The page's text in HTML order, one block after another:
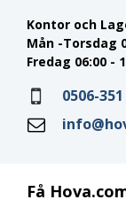
Få
Kontor och
Mån -Torsdag
Fredag 06:00 -
0506-